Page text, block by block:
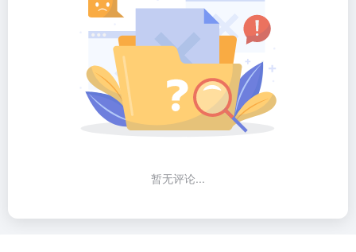
暂无评论...